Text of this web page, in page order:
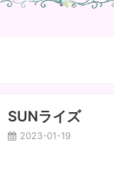
SUNライズ
2023-01-19